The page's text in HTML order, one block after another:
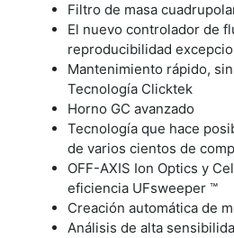
Filtro de masa
El nuevo controlador de
reproducibilidad
Mantenimiento rápido,
Tecnología Clicktek
Horno GC avanzado
Tecnología que hace
de varios cientos de
OFF-AXIS Ion Optics y
eficiencia UFsweeper ™
Creación automática de
Análisis de alta